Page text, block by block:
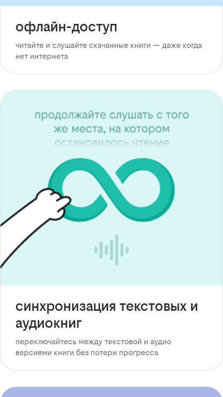
офлайн-доступ
читайте и слушайте скачанные книги — даже когда
нет интернета
синхронизация текстовых и
аудиокниг
переключайтесь между текстовой и аудио
версиями книги без потери прогресса